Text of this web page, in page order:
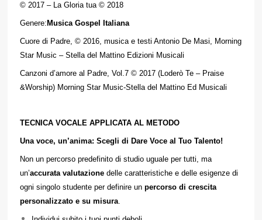
© 2017 – La Gloria tua © 2018
Genere: Musica Gospel Italiana
Cuore di Padre, © 2016, musica e testi Antonio De Masi, Morning
Star Music – Stella del Mattino Edizioni Musicali
Canzoni d’amore al Padre, Vol.7 © 2017 (Loderò Te – Praise
&Worship) Morning Star Music-Stella del Mattino Ed Musicali
TECNICA VOCALE APPLICATA AL METODO
Una voce, un’anima: Scegli di Dare Voce al Tuo Talento!
Non un percorso predefinito di studio uguale per tutti, ma
un’accurata valutazionedelle caratteristiche e delle esigenze di
ogni singolo studente per definire unpercorso di crescita
personalizzato e su misura.